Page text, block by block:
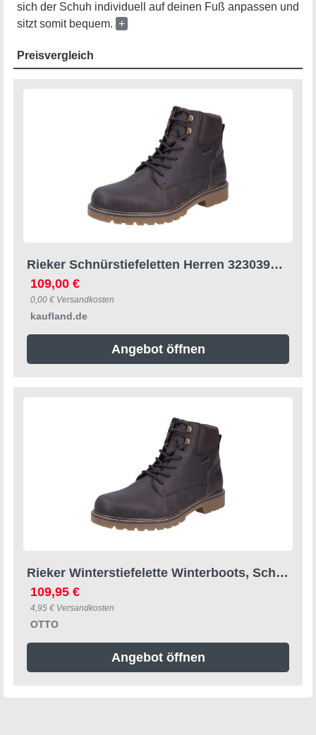
sich der Schuh individuell auf deinen Fuß anpassen und
sitzt somit bequem. +
Preisvergleich
Rieker Schnürstiefeletten Herren 32303936373432 Braun 47 EU
109,00 €
0,00 € Versandkosten
kaufland.de
Angebot öffnen
Rieker Winterstiefelette Winterboots, Schnürboots mit wasserabweisender riekerTEX-Membran
109,95 €
4,95 € Versandkosten
OTTO
Angebot öffnen